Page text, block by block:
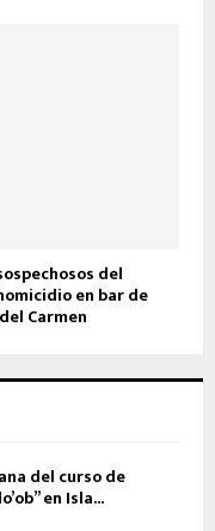
del
en bar de
Carmen
del curso de
en Isla...